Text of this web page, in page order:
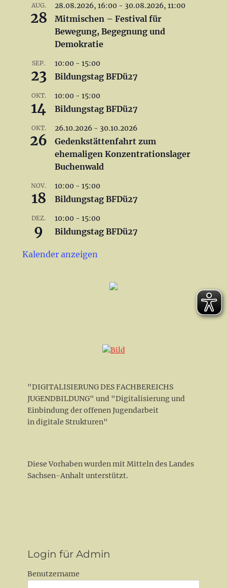
AUG.
28
28.08.2026, 16:00 - 30.08.2026, 11:00
Mitmischen – Festival für
Bewegung, Begegnung und
Demokratie
SEP.
23
10:00 - 15:00
Bildungstag BFDü27
OKT.
14
10:00 - 15:00
Bildungstag BFDü27
OKT.
26
26.10.2026 - 30.10.2026
Gedenkstättenfahrt zum
ehemaligen Konzentrationslager
Buchenwald
NOV.
18
10:00 - 15:00
Bildungstag BFDü27
DEZ.
9
10:00 - 15:00
Bildungstag BFDü27
Kalender anzeigen
"DIGITALISIERUNG DES FACHBEREICHS
JUGENDBILDUNG" und "Digitalisierung und
Einbindung der offenen Jugendarbeit
in digitale Strukturen"
Diese Vorhaben wurden mit Mitteln des Landes
Sachsen-Anhalt unterstützt.
Login für Admin
Benutzername